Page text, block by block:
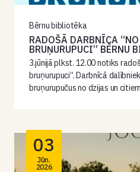
Bērnu bibliotēka
RADOŠĀ DARBNĪCA
BRUŅURUPUCI” BĒRNU
3.jūnijā plkst. 12.00 notiks
bruņurupuci”. Darbnīcā
bruņurupučus no dzijas un
03
Jūn.
2026